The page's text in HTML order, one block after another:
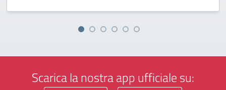
Scarica la nostra app ufficiale su: